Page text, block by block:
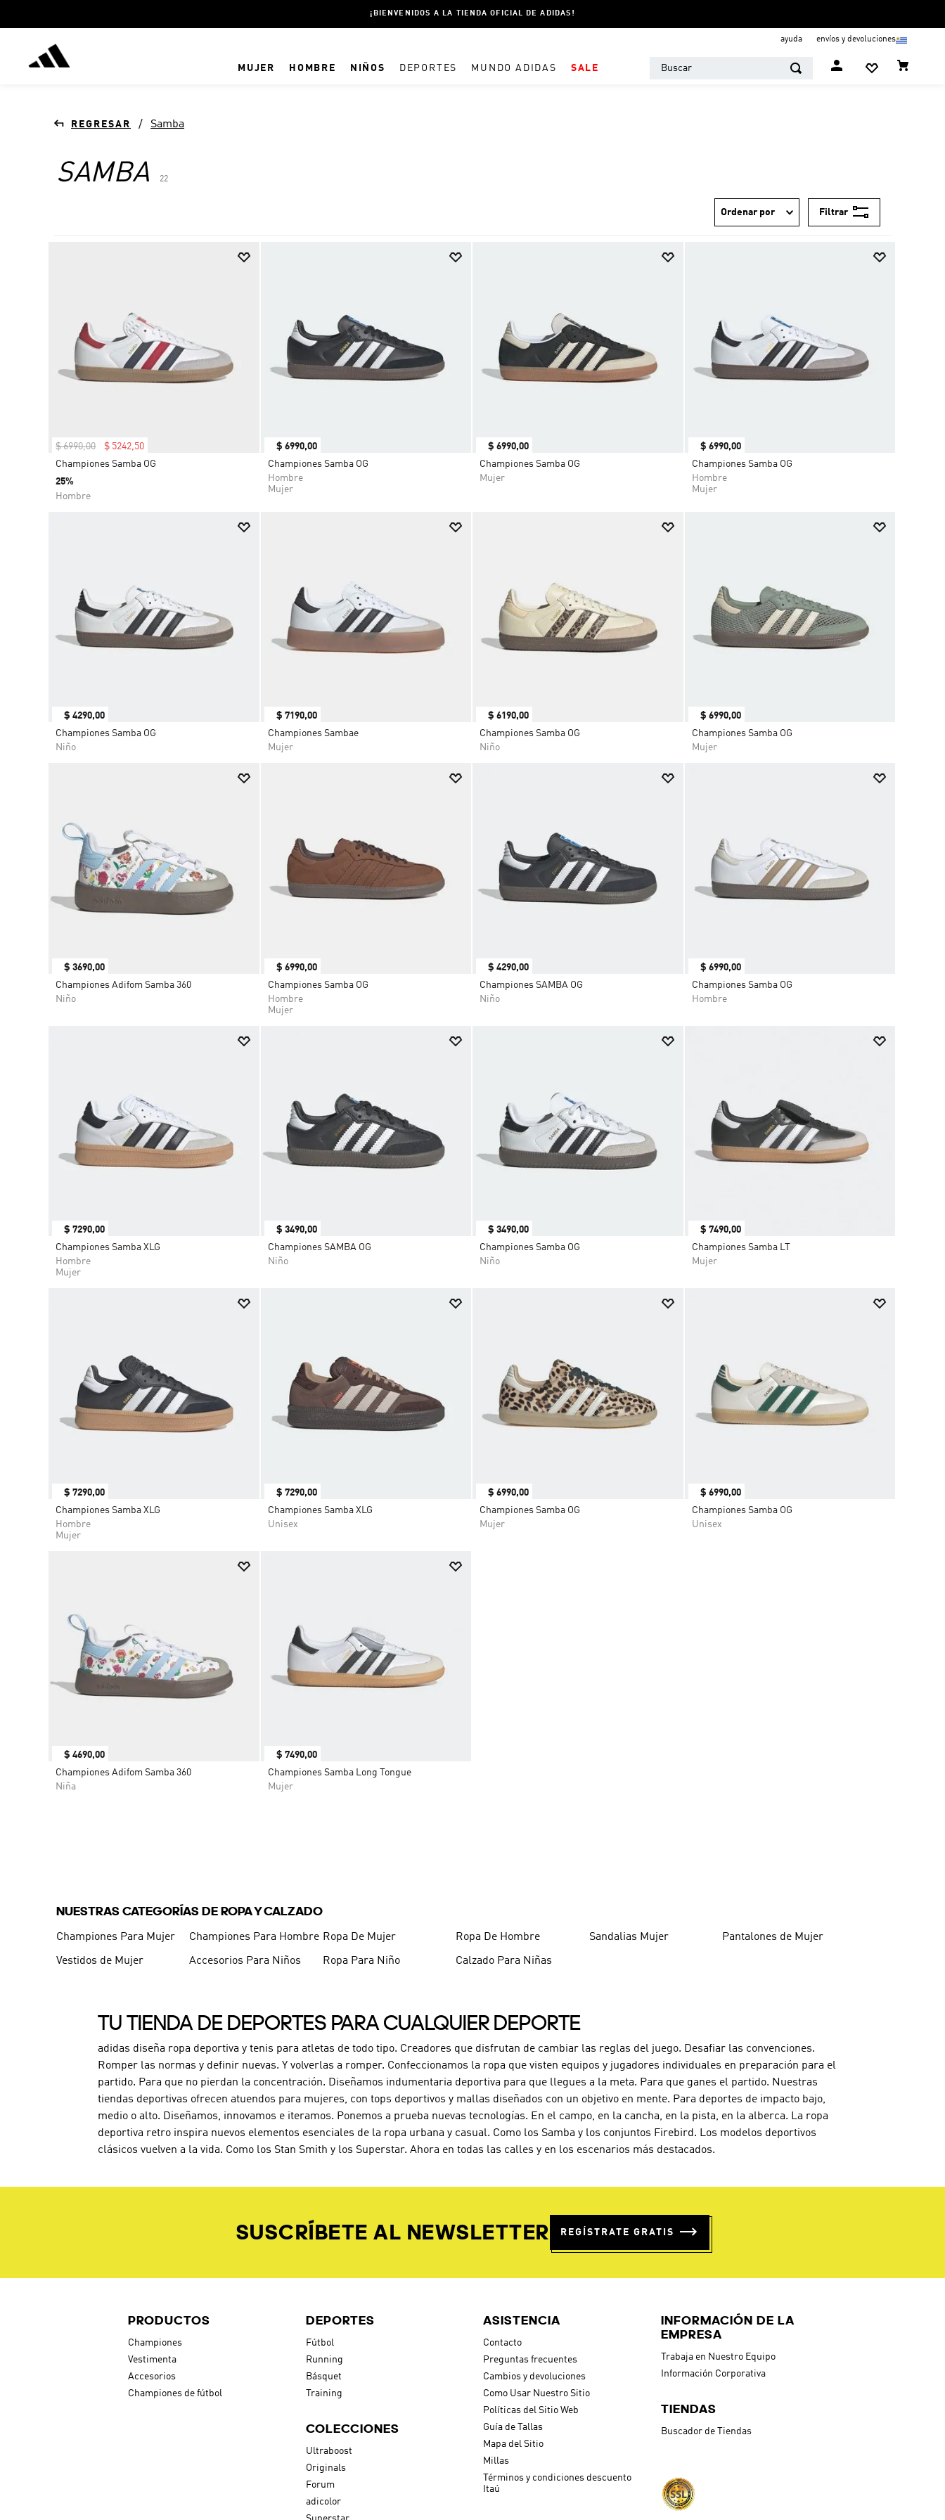
¡BIENVENIDOS A LA TIENDA OFICIAL DE ADIDAS!
ayuda envíos y devoluciones
MUJER HOMBRE NIÑOS DEPORTES MUNDO ADIDAS SALE Buscar
Samba
SAMBA 22
Ordenar por Filtrar
$ 6990,00 $ 5242 50
Championes Samba OG
25%
Hombre
$ 6990,00
Championes Samba OG
Hombre
Mujer
$ 6990,00
Championes Samba OG
Mujer
$ 6990,00
Championes Samba OG
Hombre
Mujer
$ 4290,00
Championes Samba OG
Niño
$ 7190,00
Championes Sambae
Mujer
$ 6190,00
Championes Samba OG
Niño
$ 6990,00
Championes Samba OG
Mujer
$ 3690,00
Championes Adifom Samba 360
Niño
$ 6990,00
Championes Samba OG
Hombre
Mujer
$ 4290,00
Championes SAMBA OG
Niño
$ 6990,00
Championes Samba OG
Hombre
$ 7290,00
Championes Samba XLG
Hombre
Mujer
$ 3490,00
Championes SAMBA OG
Niño
$ 3490,00
Championes Samba OG
Niño
$ 7490,00
Championes Samba LT
Mujer
$ 7290,00
Championes Samba XLG
Hombre
Mujer
$ 7290,00
Championes Samba XLG
Unisex
$ 6990,00
Championes Samba OG
Mujer
$ 6990,00
Championes Samba OG
Unisex
$ 4690,00
Championes Adifom Samba 360
Niña
$ 7490,00
Championes Samba Long Tongue
Mujer
NUESTRAS CATEGORÍAS DE ROPA Y CALZADO
Championes Para Mujer Championes Para Hombre Ropa De Mujer Ropa De Hombre Sandalias Mujer Pantalones de Mujer
Vestidos de Mujer Accesorios Para Niños Ropa Para Niño Calzado Para Niñas
TU TIENDA DE DEPORTES PARA CUALQUIER DEPORTE
adidas diseña ropa deportiva y tenis para atletas de todo tipo. Creadores que disfrutan de cambiar las reglas del juego. Desafiar las convenciones.
Romper las normas y definir nuevas. Y volverlas a romper. Confeccionamos la ropa que visten equipos y jugadores individuales en preparación para el
partido. Para que no pierdan la concentración. Diseñamos indumentaria deportiva para que llegues a la meta. Para que ganes el partido. Nuestras
tiendas deportivas ofrecen atuendos para mujeres, con tops deportivos y mallas diseñados con un objetivo en mente. Para deportes de impacto bajo,
medio o alto. Diseñamos, innovamos e iteramos. Ponemos a prueba nuevas tecnologías. En el campo, en la cancha, en la pista, en la alberca. La ropa
deportiva retro inspira nuevos elementos esenciales de la ropa urbana y casual. Como los Samba y los conjuntos Firebird. Los modelos deportivos
clásicos vuelven a la vida. Como los Stan Smith y los Superstar. Ahora en todas las calles y en los escenarios más destacados.
SUSCRÍBETE AL NEWSLETTER REGÍSTRATE GRATIS
PRODUCTOS
Championes
Vestimenta
Accesorios
Championes de fútbol
DEPORTES
Fútbol
Running
Básquet
Training
COLECCIONES
Ultraboost
Originals
Forum
adicolor
ASISTENCIA
Contacto
Preguntas frecuentes
Cambios y devoluciones
Como Usar Nuestro Sitio
Políticas del Sitio Web
Guía de Tallas
Mapa del Sitio
Millas
Términos y condiciones descuento
Itaú
INFORMACIÓN DE LA
EMPRESA
Trabaja en Nuestro Equipo
Información Corporativa
TIENDAS
Buscador de Tiendas
CAMPERAS
.